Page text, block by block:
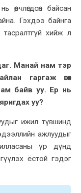
байсан
Гэхдээ байнга
хийж л
Манай нам тэр
гаргаж өгөх
байв уу. Ер нь
уу?
ижил түвшинд
ажлуудыг
үр дүнд
ёстой гэдэг